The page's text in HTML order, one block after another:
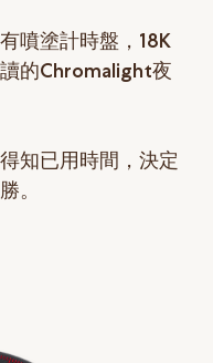
噴塗計時盤，18K
的Chromalight夜
知已用時間，決定
。